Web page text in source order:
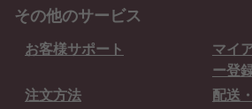
その他のサービス
お客様サポート
マイ
ー登
注文方法
配送